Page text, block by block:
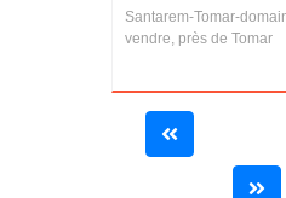
Santarem-Tomar-
vendre, près de Tomar